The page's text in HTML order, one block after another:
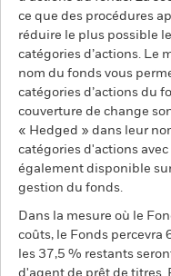
ce que des procédures
réduire le plus possible
catégories d’actions. Le
nom du fonds vous
catégories d’actions du
couverture de change
« Hedged » dans leur
catégories d'actions
également disponible
gestion du fonds.
Dans la mesure où le
coûts, le Fonds percevra
les 37,5 % restants
d'agent de prêt de titres.